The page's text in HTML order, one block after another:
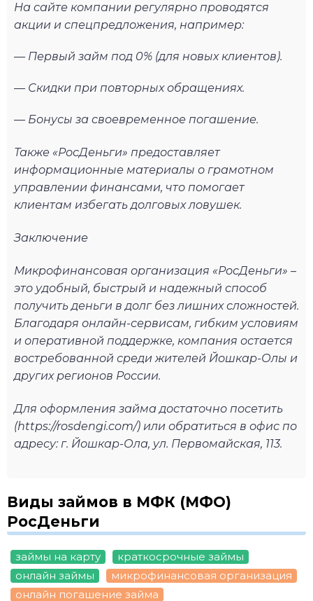
На сайте компании регулярно проводятся
акции и спецпредложения, например:
— Первый займ под 0% (для новых клиентов).
— Скидки при повторных обращениях.
— Бонусы за своевременное погашение.
Также «РосДеньги» предоставляет
информационные материалы о грамотном
управлении финансами, что помогает
клиентам избегать долговых ловушек.
Заключение
Микрофинансовая организация «РосДеньги» –
это удобный, быстрый и надежный способ
получить деньги в долг без лишних сложностей.
Благодаря онлайн-сервисам, гибким условиям
и оперативной поддержке, компания остается
востребованной среди жителей Йошкар-Олы и
других регионов России.
Для оформления займа достаточно посетить
(https://rosdengi.com/) или обратиться в офис по
адресу: г. Йошкар-Ола, ул. Первомайская, 113.
Виды займов в МФК (МФО)
РосДеньги
займы на карту
краткосрочные займы
онлайн займы
микрофинансовая организация
онлайн погашение займа